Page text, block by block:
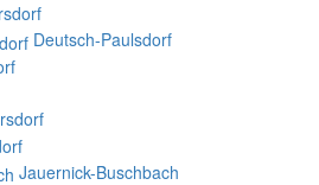
Deutsch-Paulsdorf
Jauernick-Buschbach